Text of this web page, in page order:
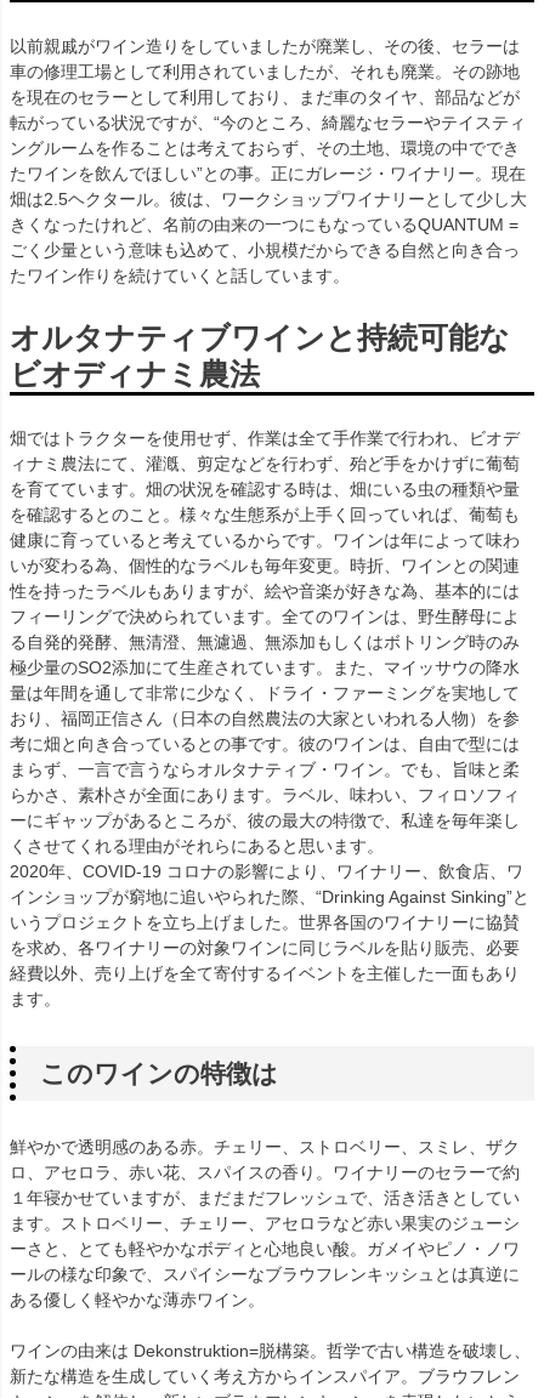
以前親戚がワイン造りをしていましたが廃業し、その後、セラーは
車の修理工場として利用されていましたが、それも廃業。その跡地
を現在のセラーとして利用しており、まだ車のタイヤ、部品などが
転がっている状況ですが、“今のところ、綺麗なセラーやテイスティ
ングルームを作ることは考えておらず、その土地、環境の中ででき
たワインを飲んでほしい”との事。正にガレージ・ワイナリー。現在
畑は2.5ヘクタール。彼は、ワークショップワイナリーとして少し大
きくなったけれど、名前の由来の一つにもなっているQUANTUM =
ごく少量という意味も込めて、小規模だからできる自然と向き合っ
たワイン作りを続けていくと話しています。
オルタナティブワインと持続可能な
ビオディナミ農法
畑ではトラクターを使用せず、作業は全て手作業で行われ、ビオデ
ィナミ農法にて、灌漑、剪定などを行わず、殆ど手をかけずに葡萄
を育てています。畑の状況を確認する時は、畑にいる虫の種類や量
を確認するとのこと。様々な生態系が上手く回っていれば、葡萄も
健康に育っていると考えているからです。ワインは年によって味わ
いが変わる為、個性的なラベルも毎年変更。時折、ワインとの関連
性を持ったラベルもありますが、絵や音楽が好きな為、基本的には
フィーリングで決められています。全てのワインは、野生酵母によ
る自発的発酵、無清澄、無濾過、無添加もしくはボトリング時のみ
極少量のSO2添加にて生産されています。また、マイッサウの降水
量は年間を通して非常に少なく、ドライ・ファーミングを実地して
おり、福岡正信さん（日本の自然農法の大家といわれる人物）を参
考に畑と向き合っているとの事です。彼のワインは、自由で型には
まらず、一言で言うならオルタナティブ・ワイン。でも、旨味と柔
らかさ、素朴さが全面にあります。ラベル、味わい、フィロソフィ
ーにギャップがあるところが、彼の最大の特徴で、私達を毎年楽し
くさせてくれる理由がそれらにあると思います。
2020年、COVID-19 コロナの影響により、ワイナリー、飲食店、ワ
インショップが窮地に追いやられた際、“Drinking Against Sinking”と
いうプロジェクトを立ち上げました。世界各国のワイナリーに協賛
を求め、各ワイナリーの対象ワインに同じラベルを貼り販売、必要
経費以外、売り上げを全て寄付するイベントを主催した一面もあり
ます。
このワインの特徴は
鮮やかで透明感のある赤。チェリー、ストロベリー、スミレ、ザク
ロ、アセロラ、赤い花、スパイスの香り。ワイナリーのセラーで約
１年寝かせていますが、まだまだフレッシュで、活き活きとしてい
ます。ストロベリー、チェリー、アセロラなど赤い果実のジューシ
ーさと、とても軽やかなボディと心地良い酸。ガメイやピノ・ノワ
ールの様な印象で、スパイシーなブラウフレンキッシュとは真逆に
ある優しく軽やかな薄赤ワイン。
ワインの由来は Dekonstruktion=脱構築。哲学で古い構造を破壊し、
新たな構造を生成していく考え方からインスパイア。ブラウフレン